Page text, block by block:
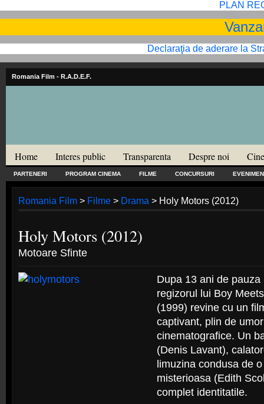
PLAN
Declaraţia de aderare la
Romania Film - R.A.D.E.F.
Home Interes public Transparenta Despre noi
PARTENERI PROGRAM CINEMA FILME CONCURSURI
Romania Film> Filme> Drama > Holy Motors (2012)
Holy Motors (2012)
Motoare Sfinte
Dupa 13 ani de
regizorul lui Boy
(1999) revine cu un
captivant, plin de
cinematografice. Un
(Denis Lavant),
limuzina condusa de
misterioasa (Edith
complet identitatile.